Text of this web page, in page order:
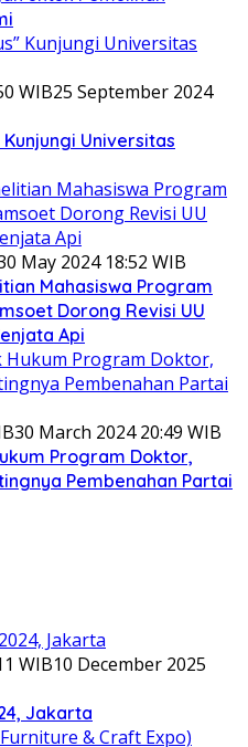
WIB25 September 2024
Kunjungi Universitas
May 2024 18:52 WIB
Mahasiswa Program
Dorong Revisi UU
Api
30 March 2024 20:49 WIB
Program Doktor,
Pembenahan Partai
WIB10 December 2025
Jakarta